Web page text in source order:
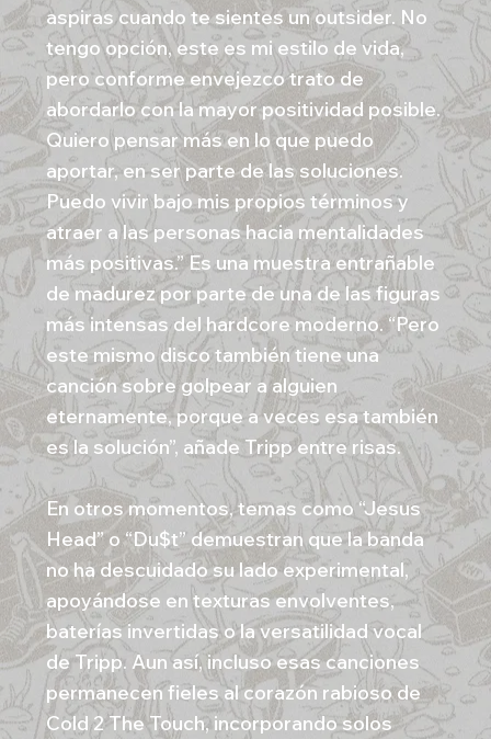
aspiras cuando te sientes un outsider. No
tengo opción, este es mi estilo de vida,
pero conforme envejezco trato de
abordarlo con la mayor positividad posible.
Quiero pensar más en lo que puedo
aportar, en ser parte de las soluciones.
Puedo vivir bajo mis propios términos y
atraer a las personas hacia mentalidades
más positivas.” Es una muestra entrañable
de madurez por parte de una de las figuras
más intensas del hardcore moderno. “Pero
este mismo disco también tiene una
canción sobre golpear a alguien
eternamente, porque a veces esa también
es la solución”, añade Tripp entre risas.
En otros momentos, temas como “Jesus
Head” o “Du$t” demuestran que la banda
no ha descuidado su lado experimental,
apoyándose en texturas envolventes,
baterías invertidas o la versatilidad vocal
de Tripp. Aun así, incluso esas canciones
permanecen fieles al corazón rabioso de
Cold 2 The Touch, incorporando solos